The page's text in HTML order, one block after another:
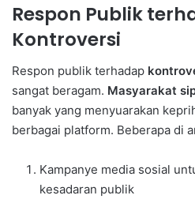
Respon Publik
Kontroversi
Respon publik terhadap
sangat beragam. Masyarakat
banyak yang menyuarakan
berbagai platform. Beberapa di
Kampanye media sosial
kesadaran publik